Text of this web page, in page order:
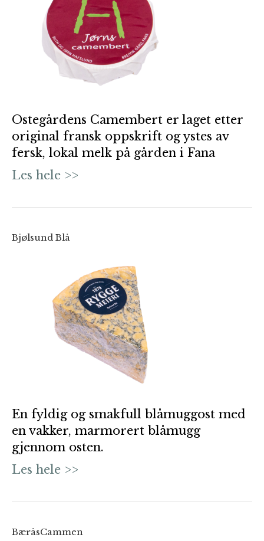
Ostegårdens Camembert er laget etter
original fransk oppskrift og ystes av
fersk, lokal melk på gården i Fana
Les hele >>
Bjølsund Blå
En fyldig og smakfull blåmuggost med
en vakker, marmorert blåmugg
gjennom osten.
Les hele >>
BæråsCammen